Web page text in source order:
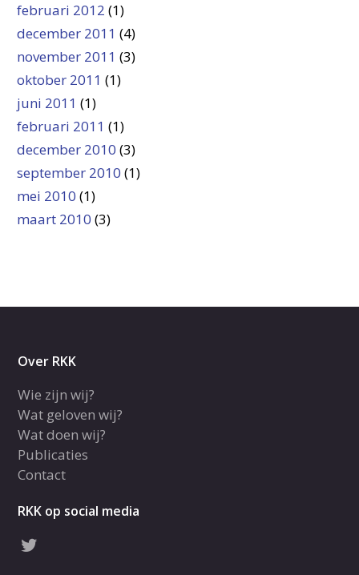
februari 2012 (1)
december 2011 (4)
november 2011 (3)
oktober 2011 (1)
juni 2011 (1)
februari 2011 (1)
december 2010 (3)
september 2010 (1)
mei 2010 (1)
maart 2010 (3)
Over RKK
Wie zijn wij?
Wat geloven wij?
Wat doen wij?
Publicaties
Contact
RKK op social media